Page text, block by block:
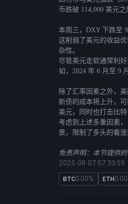
币跌破 114,000 美元
本周三，DXY 下跌至
这削弱了美元的收益
杂性。
尽管美元走软通常利
如，2024 年 6 月至 9
除了汇率因素之外，
新债的成本将上升，
美元，同时也打击比特
考虑到上述多重因素
景，限制了多头的看涨
免责声明：本节提供
2025-08-07 07:33:59
BTC0.00% ETH